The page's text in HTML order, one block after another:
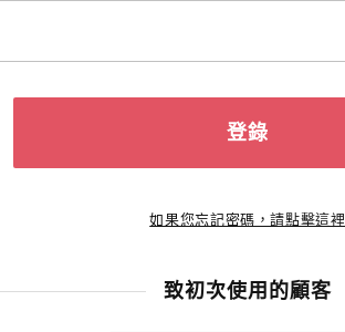
登錄
如果您忘記密碼，請點擊這裡
致初次使用的顧客